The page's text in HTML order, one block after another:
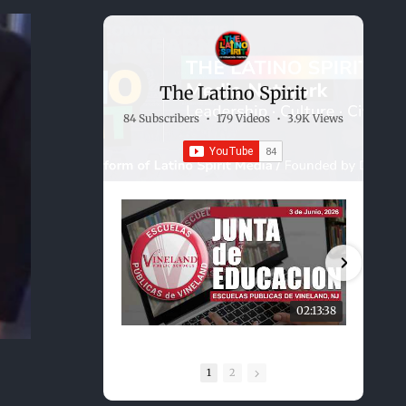
The Latino Spirit
84 Subscribers • 179 Videos • 3.9K Views
02:13:38
1 2